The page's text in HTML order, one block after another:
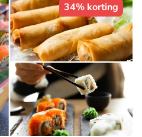
34% korting